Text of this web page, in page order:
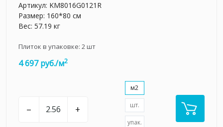
Артикул: KM8016G0121R
Размер: 160*80 см
Вес: 57.19 кг
Плиток в упаковке: 2шт
4 697 руб./м2
– +
м2
шт.
упак.